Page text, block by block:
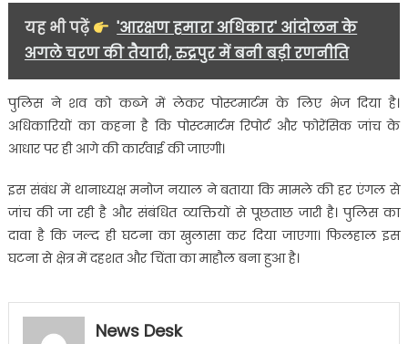
यह भी पढ़ें
'आरक्षण हमारा अधिकार' आंदोलन के
अगले चरण की तैयारी, रुद्रपुर में बनी बड़ी रणनीति
पुलिस ने शव को कब्जे में लेकर पोस्टमार्टम के लिए भेज दिया है।
अधिकारियों का कहना है कि पोस्टमार्टम रिपोर्ट और फोरेंसिक जांच के
आधार पर ही आगे की कार्रवाई की जाएगी।
इस संबंध में थानाध्यक्ष मनोज नयाल ने बताया कि मामले की हर एंगल से
जांच की जा रही है और संबंधित व्यक्तियों से पूछताछ जारी है। पुलिस का
दावा है कि जल्द ही घटना का खुलासा कर दिया जाएगा। फिलहाल इस
घटना से क्षेत्र में दहशत और चिंता का माहौल बना हुआ है।
News Desk